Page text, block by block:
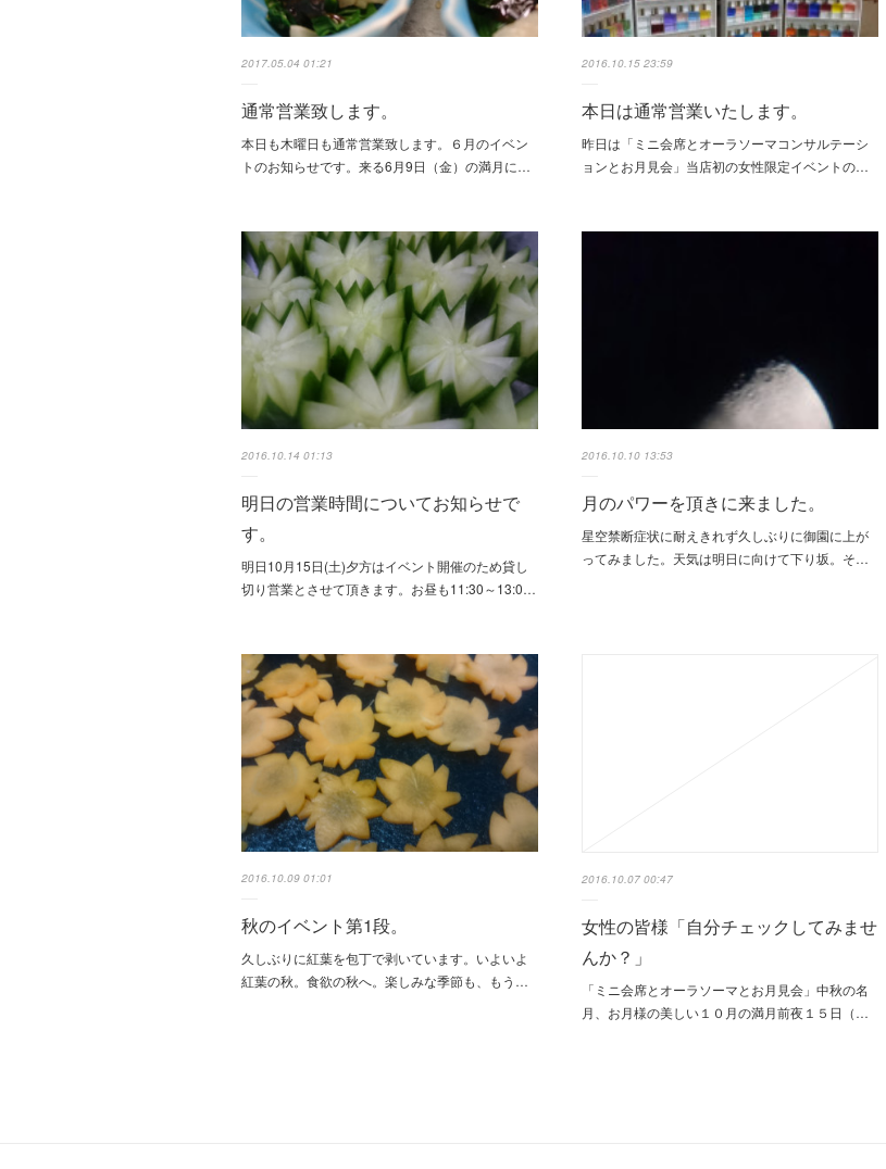
2017.05.04 01:21
通常営業致します。
本日も木曜日も通常営業致します。６月のイベン
トのお知らせです。来る6月9日（金）の満月に…
2016.10.15 23:59
本日は通常営業いたします。
昨日は「ミニ会席とオーラソーマコンサルテーシ
ョンとお月見会」当店初の女性限定イベントの…
2016.10.14 01:13
明日の営業時間についてお知らせで
す。
明日10月15日(土)夕方はイベント開催のため貸し
切り営業とさせて頂きます。お昼も11:30～13:0…
2016.10.10 13:53
月のパワーを頂きに来ました。
星空禁断症状に耐えきれず久しぶりに御園に上が
ってみました。天気は明日に向けて下り坂。そ…
2016.10.09 01:01
秋のイベント第1段。
久しぶりに紅葉を包丁で剥いています。いよいよ
紅葉の秋。食欲の秋へ。楽しみな季節も、もう…
2016.10.07 00:47
女性の皆様「自分チェックしてみませ
んか？」
「ミニ会席とオーラソーマとお月見会」中秋の名
月、お月様の美しい１０月の満月前夜１５日（…